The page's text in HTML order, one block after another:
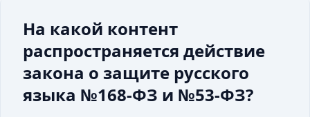
На какой контент
распространяется действие
закона о защите русского
языка №168-ФЗ и №53-ФЗ?